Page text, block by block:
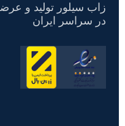
زاب سیلور تولید و
در سراسر ایران